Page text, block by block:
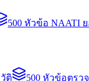
500 หัวข้อ NAATI
ติ 500 หัวข้อตรว